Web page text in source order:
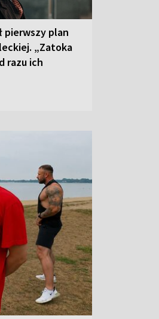
pierwszy plan
„Zatoka
razu ich